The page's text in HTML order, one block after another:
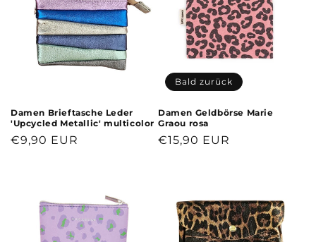
Damen Brieftasche Leder
'Upcycled Metallic' multicolor
Normaler
€9,90 EUR
Bald zurück
Damen Geldbörse Marie
Graou rosa
Normaler
€15,90 EUR